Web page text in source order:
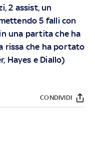
2 assist, un
5 falli con
una partita che ha
che ha portato
Hayes e Diallo)
CONDIVIDI